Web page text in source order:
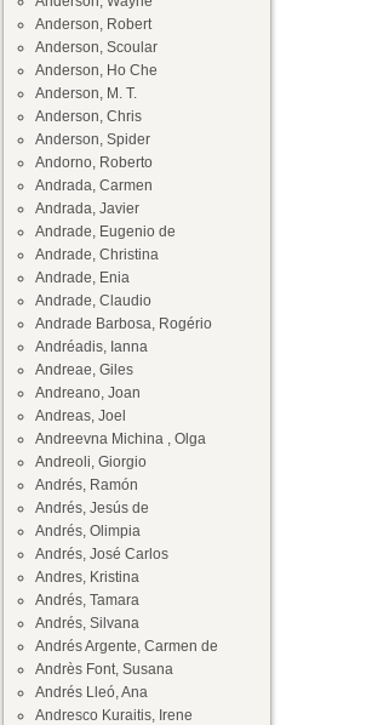
Anderson, Robert
Anderson, Scoular
Anderson, Ho Che
Anderson, M. T.
Anderson, Chris
Anderson, Spider
Andorno, Roberto
Andrada, Carmen
Andrada, Javier
Andrade, Eugenio de
Andrade, Christina
Andrade, Enia
Andrade, Claudio
Andrade Barbosa, Rogério
Andréadis, Ianna
Andreae, Giles
Andreano, Joan
Andreas, Joel
Andreevna Michina , Olga
Andreoli, Giorgio
Andrés, Ramón
Andrés, Jesús de
Andrés, Olimpia
Andrés, José Carlos
Andres, Kristina
Andrés, Tamara
Andrés, Silvana
Andrés Argente, Carmen de
Andrès Font, Susana
Andrés Lleó, Ana
Andresco Kuraitis, Irene